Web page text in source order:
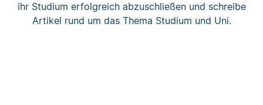
ihr Studium erfolgreich abzuschließen und schreibe
Artikel rund um das Thema Studium und Uni.